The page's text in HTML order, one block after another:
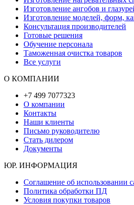
Изготовление ангобов и
Изготовление моделей, форм,
Консультация производителей
Готовые решения
Обучение персонала
Таможенная очистка товаров
Все услуги
О КОМПАНИИ
+7 499 7077323
О компании
Контакты
Наши клиенты
Письмо руководителю
Стать дилером
Документы
ЮР. ИНФОРМАЦИЯ
Соглашение об использовании
Политика обработки ПД
Условия покупки товаров